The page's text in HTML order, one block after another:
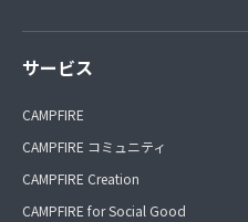
サービス
CAMPFIRE
CAMPFIRE コミュニティ
CAMPFIRE Creation
CAMPFIRE for Social Good